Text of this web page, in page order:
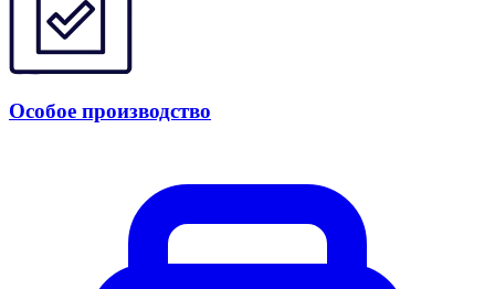
Особое производство